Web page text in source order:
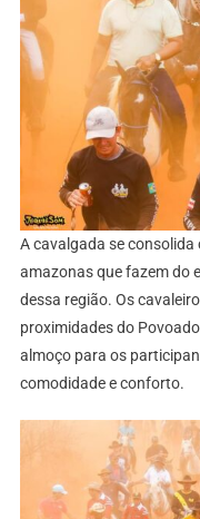
A cavalgada se
amazonas que fazem do
dessa região. Os
proximidades do
almoço para os
comodidade e conforto.